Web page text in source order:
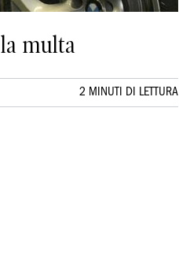
multa
2 MINUTI DI LETTURA